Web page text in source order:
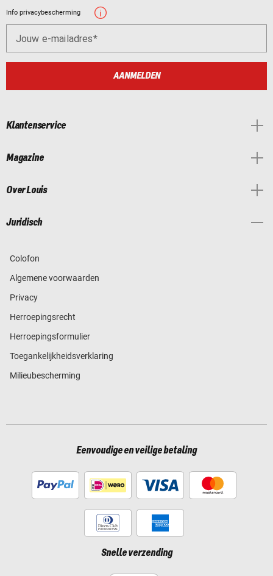
Info privacybescherming
Jouw e-mailadres
AANMELDEN
Klantenservice
Magazine
Over Louis
Juridisch
Colofon
Algemene voorwaarden
Privacy
Herroepingsrecht
Herroepingsformulier
Toegankelijkheidsverklaring
Milieubescherming
Eenvoudige en veilige betaling
Snelle verzending